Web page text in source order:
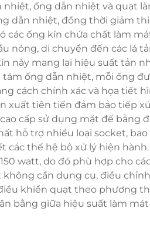
ống dẫn nhiệt và quạt
dẫn nhiệt, đồng thời giảm
các ống kín chứa chất làm
nóng, di chuyển đến các lá
này mang lại hiệu suất tản
ống dẫn nhiệt, mỗi ống
cách chính xác và họa
xuất tiên tiến đảm bảo tiếp
cấp sử dụng mặt đế bằng
trợ nhiều loại socket, bao
thế hệ bộ xử lý hiện
watt, do đó phù hợp cho
cần dụng cụ, điều
khiển quạt theo phương
bằng giữa hiệu suất làm